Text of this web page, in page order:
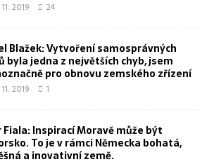
11. 2019 24
Blažek: Vytvoření samosprávných
byla jedna z největších chyb, jsem
pro obnovu zemského zřízení
11. 2019 1
Fiala: Inspirací Moravě může být
To je v rámci Německa bohatá,
a inovativní země.